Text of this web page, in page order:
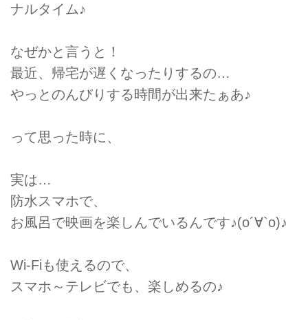
ナルタイム♪
なぜかと言うと！
最近、帰宅が遅くなったりするの…
やっとのんびりする時間が出来たぁあ♪
って思った時に、
実は…
防水スマホで、
お風呂で映画を楽しんでいるんです♪(о´∀`о)♪
Wi-Fiも使えるので、
スマホ～テレビでも、楽しめるの♪